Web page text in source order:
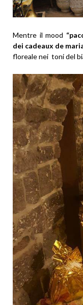
Mentre il mood
dei cadeaux de
floreale nei toni del